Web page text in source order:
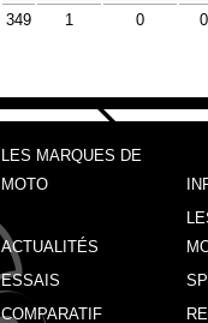
349 1 0 0
LES MARQUES DE
MOTO
ACTUALITÉS
ESSAIS
COMPARATIF